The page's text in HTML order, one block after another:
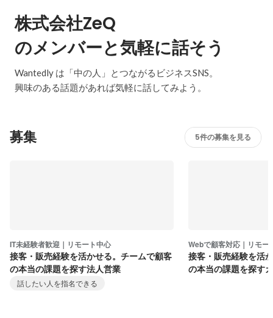
株式会社ZeQ
のメンバーと気軽に話そう
Wantedly は「中の人」とつながるビジネスSNS。
興味のある話題があれば気軽に話してみよう。
募集 5件の募集を見る
IT未経験者歓迎｜リモート中心
接客・販売経験を活かせる。チームで顧客
の本当の課題を探す法人営業
話したい人を指名できる
Webで顧客対応｜リモー
接客・販売経験を活
の本当の課題を探す